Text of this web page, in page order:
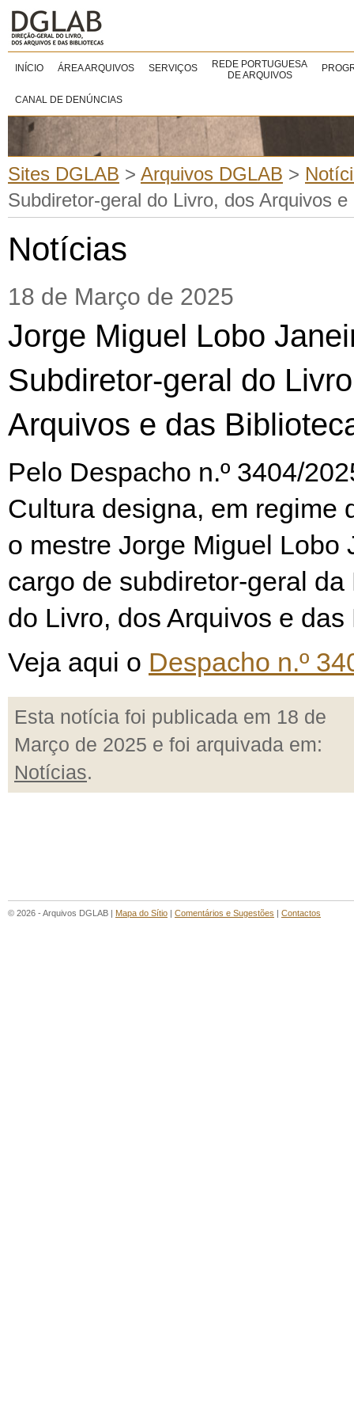
INÍCIO ÁREA ARQUIVOS SERVIÇOS
REDE PORTUGUESA
DE ARQUIVOS
CANAL DE DENÚNCIAS
Sites DGLAB > Arquivos DGLAB >
Subdiretor-geral do Livro, dos Arquivos
Notícias
18 de Março de 2025
Jorge Miguel Lobo
Subdiretor-geral do
Arquivos e das
Pelo Despacho n.º 3404/
Cultura designa, em regime
o mestre Jorge Miguel Lobo
cargo de subdiretor-geral
do Livro, dos Arquivos e
Veja aqui o Despacho n.º
Esta notícia foi publicada em 18 de
Março de 2025 e foi arquivada em:
Notícias.
© 2026 - Arquivos DGLAB | Mapa do Sítio | Comentários e Sugestões | Contactos